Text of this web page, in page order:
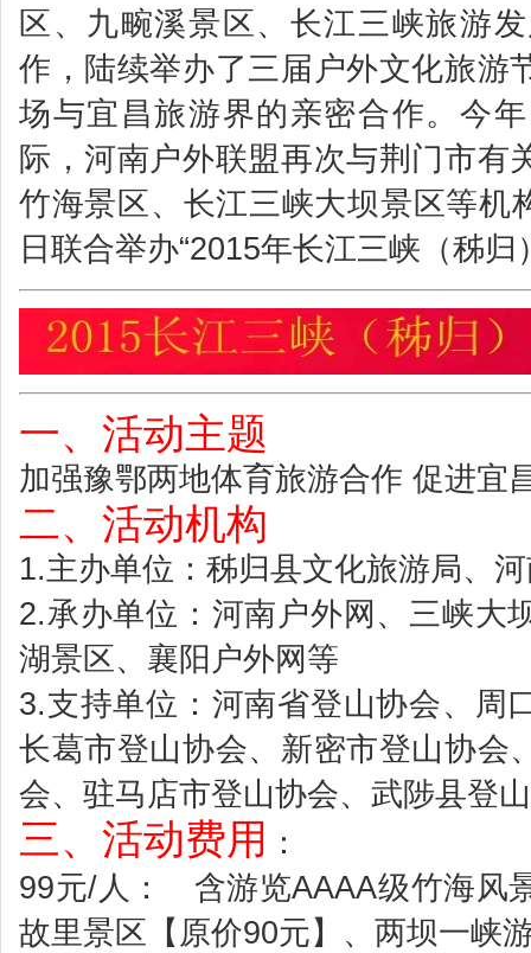
区、九畹溪景区、长江三峡旅游
作，陆续举办了三届户外文化旅游
场与宜昌旅游界的亲密合作。今
际，河南户外联盟再次与荆门市有
竹海景区、长江三峡大坝景区等
日联合举办“2015年长江三峡（秭
一、活动主题
加强豫鄂两地体育旅游合作 促进宜
二、活动机构
1.主办单位：秭归县文化旅游局、
2.承办单位：河南户外网、三峡大
湖景区、襄阳户外网等
3.支持单位：河南省登山协会、周
长葛市登山协会、新密市登山协会
会、驻马店市登山协会、武陟县登
三、活动费用 ：
99元/人： 含游览AAAA级竹海风
故里景区【原价90元】、两坝一峡